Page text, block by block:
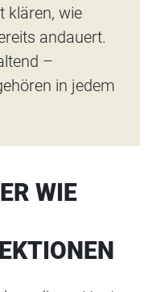
klären, wie
andauert.
–
in jedem
WIE